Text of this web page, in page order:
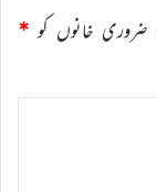
ضروری خانوں کو *